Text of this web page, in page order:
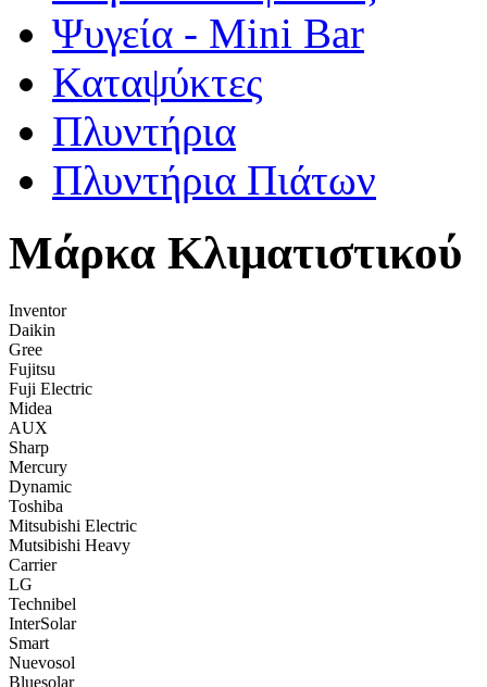
Ψυγεία - Mini Bar
Καταψύκτες
Πλυντήρια
Πλυντήρια Πιάτων
Μάρκα Κλιματιστικού
Inventor
Daikin
Gree
Fujitsu
Fuji Electric
Midea
AUX
Sharp
Mercury
Dynamic
Toshiba
Mitsubishi Electric
Mutsibishi Heavy
Carrier
LG
Technibel
InterSolar
Smart
Nuevosol
Bluesolar